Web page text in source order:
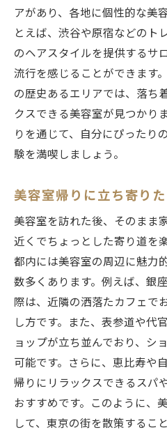
アがあり、各地に個性的な美
とえば、渋谷や原宿などのト
のヘアスタイルを提供するサ
流行を感じることができます
の歴史あるエリアでは、落ち
クスできる美容室が見つかり
りを通じて、自分にぴったり
験を満喫しましょう。
美容室帰りに立ち寄り
美容室を訪れた後、そのまま
近くでちょっとした寄り道を
都内には美容室の周辺に魅力
数多くあります。例えば、銀
際は、近隣の洒落たカフェで
し方です。また、表参道や代
ョップが立ち並んでおり、シ
可能です。さらに、恵比寿や
帰りにリラックスできるスパ
おすすめです。このように、
して、東京の街を散策するこ